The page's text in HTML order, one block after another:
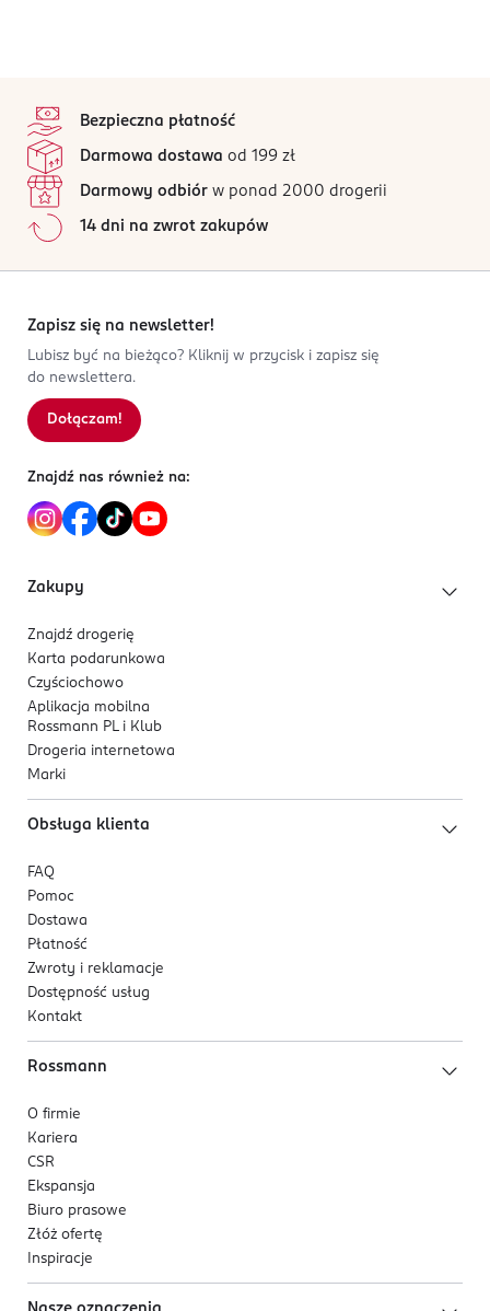
Bezpieczna płatność
Darmowa dostawa od 199 zł
Darmowy odbiór w ponad 2000 drogerii
14 dni na zwrot zakupów
Zapisz się na newsletter!
Lubisz być na bieżąco? Kliknij w przycisk i zapisz się
do newslettera.
Dołączam!
Znajdź nas również na:
Zakupy
Znajdź drogerię
Karta podarunkowa
Czyściochowo
Aplikacja mobilna
Rossmann PL i Klub
Drogeria internetowa
Marki
Obsługa klienta
FAQ
Pomoc
Dostawa
Płatność
Zwroty i reklamacje
Dostępność usług
Kontakt
Rossmann
O firmie
Kariera
CSR
Ekspansja
Biuro prasowe
Złóż ofertę
Inspiracje